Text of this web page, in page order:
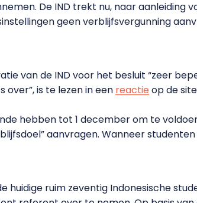
De IND trekt nu, naar aanleiding
geen verblijfsvergunning
van de IND voor het besluit “zeer
is te lezen in een reactieop de
hebben tot 1 december om te
aanvragen. Wanneer
huidige ruim zeventig Indonesische